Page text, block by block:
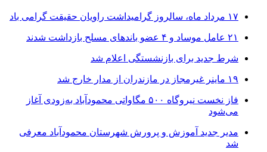
۱۷ مرداد ماه، سالروز گرامیداشت راویان حقیقت گرامی باد
۲۱ عامل موساد و ۴ عضو باند‌های مسلح بازداشت شدند
شرط جدید برای بازنشستگی اعلام شد
۱۹ ماینر غیرمجاز در مازندران از مدار خارج شد
فاز نخست نیروگاه ۵۰۰ مگاواتی محمودآباد به‌زودی آغاز
می‌شود
مدیر جدید آموزش و پرورش شهرستان محمودآباد معرفی
شد